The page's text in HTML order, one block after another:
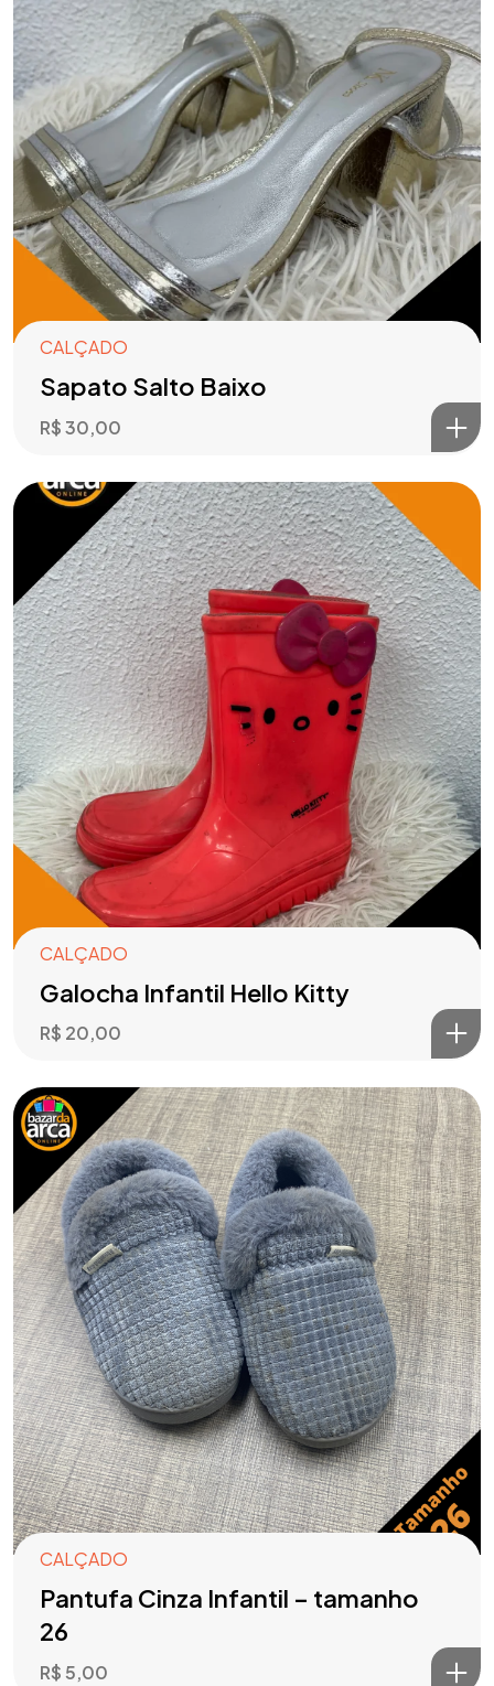
CALÇADO
Sapato Salto Baixo
R$30,00
CALÇADO
Galocha Infantil Hello Kitty
R$ 20,00
CALÇADO
Pantufa Cinza Infantil – tamanho
26
R$5,00